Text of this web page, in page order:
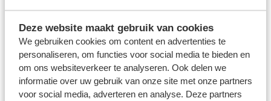
Deze website maakt gebruik van cookies
We gebruiken cookies om content en advertenties te
personaliseren, om functies voor social media te bieden en
om ons websiteverkeer te analyseren. Ook delen we
informatie over uw gebruik van onze site met onze partners
voor social media, adverteren en analyse. Deze partners
Memoireringen
Verlovingsringen
Vriendschapsringen
Over ons
Aller Spanninga